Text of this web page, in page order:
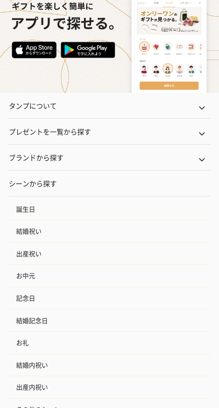
タンプについて
プレゼントを一覧から探す
ブランドから探す
シーンから探す
誕生日
結婚祝い
出産祝い
お中元
記念日
結婚記念日
お礼
結婚内祝い
出産内祝い